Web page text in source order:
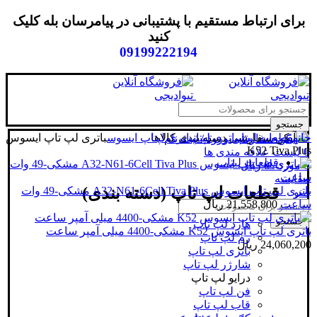
برای ارتباط مستقیم با پشتیبانی در پیامرسان بله کلیک
کنید
09199222194
جستجو
ورود / ثبت نام
0 لیست علاقه مندی ها
0 مورد/
0 ریال
مقایسه
منو
جستجو
دسته بندی کالاها
قطعات لپتاپ
قطعات لپ تاپ (دسته بندی)
هارد لپ تاپ
رم لپ تاپ
باتری لپ تاپ
شارژر لپ تاپ
درایو لپ تاپ
فن لپ تاپ
قاب لپ تاپ
خانهقطعات لپتاپباتری لپتاپباتری لپتاپ ایسوسباتری لپ تاپ ایسوس
K52 Tiva Plus
باتری لپ تاپ ایسوس A32-N61-6Cell Tiva Plus مشکی-49 وات
ساعت21,558,800 ریال
باتری لپ تاپ ایسوس K52 مشکی-4400 میلی آمپر ساعت
24,060,200 ریال